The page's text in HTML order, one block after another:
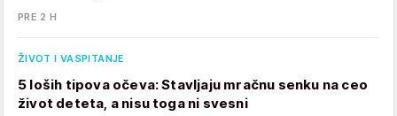
PRE 2 H
ŽIVOT I VASPITANJE
5 loših tipova očeva: Stavljaju mračnu senku na ceo
život deteta, a nisu toga ni svesni